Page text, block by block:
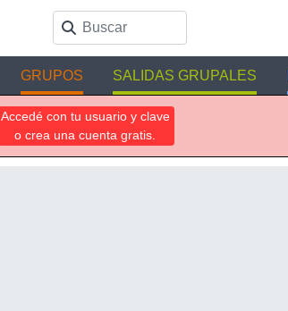
GRUPOS SALIDAS GRUPALES
Accedé con tu usuario y clave
o crea una cuenta gratis.